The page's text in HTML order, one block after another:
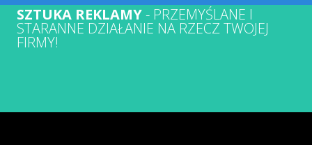
SZTUKA REKLAMY- PRZEMYŚLANE I
STARANNE DZIAŁANIE NA RZECZ TWOJEJ
FIRMY!